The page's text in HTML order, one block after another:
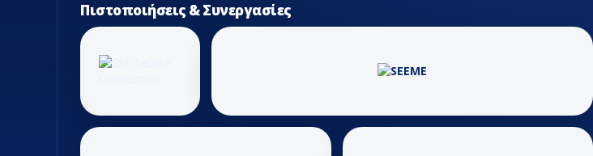
Πιστοποιήσεις & Συνεργασίες